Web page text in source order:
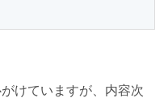
けていますが、内容次